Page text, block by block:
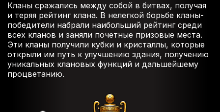
Кланы сражались между собой в битвах, получая
и теряя рейтинг клана. В нелегкой борьбе кланы-
победители набрали наибольший рейтинг среди
всех кланов и заняли почетные призовые места.
Эти кланы получили кубки и кристаллы, которые
открыли им путь к улучшению здания, получению
уникальных клановых функций и дальшейшему
процветанию.